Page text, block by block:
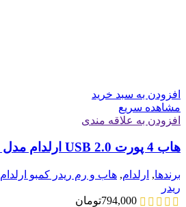
افزودن به سبد خرید
مشاهده سریع
افزودن به علاقه مندی
هاب 4 پورت USB 2.0 ارلدام مدل ET-HUB13
برندها, ارلدام, هاب و رم ریدر کمبو ارلدام
ریدر
794,000تومان